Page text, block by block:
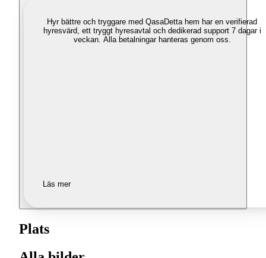
Hyr bättre och tryggare med QasaDetta hem har en verifierad
hyresvärd, ett tryggt hyresavtal och dedikerad support 7 dagar i
veckan. Alla betalningar hanteras genom oss.
Läs mer
Plats